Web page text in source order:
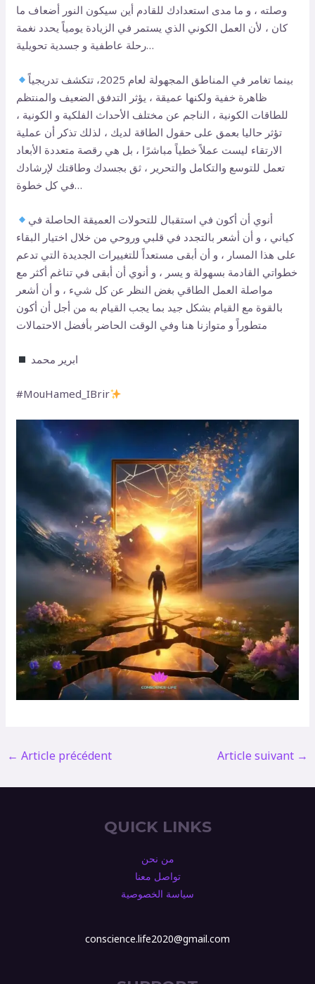
وصلته ، و ما مدى استعدادك للقادم أين سيكون النور أضعاف ما
كان ، لأن العمل الكوني الذي يستمر في الزيادة يومياً يحدد نغمة
رحلة عاطفية و جسدية تحويلية…
بينما تغامر في المناطق المجهولة لعام 2025، تتكشف تدريجياً
ظاهرة خفية ولكنها عميقة ، يؤثر التدفق الضعيف والمنتظم
للطاقات الكونية ، الناجم عن مختلف الأحداث الفلكية و الكونية ،
تؤثر حاليا بعمق على حقول الطاقة لديك ، لذلك تذكر أن عملية
الارتقاء ليست عملاً خطياً مباشرًا ، بل هي رقصة متعددة الأبعاد
تعمل للتوسع والتكامل والتحرير ، ثق بجسدك وطاقتك لإرشادك
في كل خطوة…
أنوي أن أكون في استقبال للتحولات العميقة الحاصلة في
كياني ، و أن أشعر بالتجدد في قلبي وروحي من خلال اختيار البقاء
على هذا المسار ، و أن أبقى مستعداً للتغييرات الجديدة التي تدعم
خطواتي القادمة بسهولة و يسر ، و أنوي أن أبقى في تناغم أكثر مع
مواصلة العمل الطاقي بغض النظر عن كل شيء ، و أن أشعر
بالقوة مع القيام بشكل جيد بما يجب القيام به من أجل أن أكون
متطوراً و متوازنا هنا وفي الوقت الحاضر بأفضل الاحتمالات
ابرير محمد
‏#MouHamed_IBrir
← Article précédent Article suivant →
QUICK LINKS
من نحن
تواصل معنا
سياسة الخصوصية
conscience.life2020@gmail.com